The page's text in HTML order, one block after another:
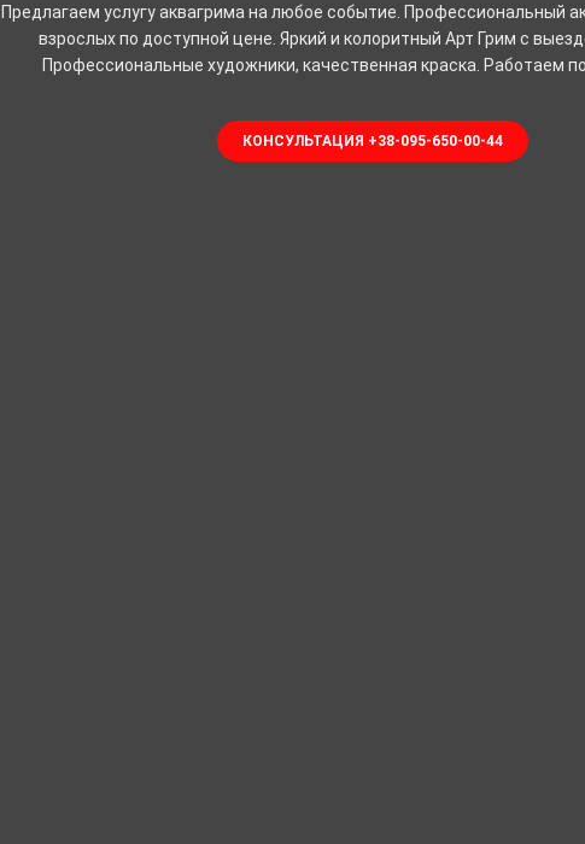
Предлагаем услугу аквагрима на любое событие. Профессиональный
взрослых по доступной цене. Яркий и колоритный Арт Грим с
Профессиональные художники, качественная краска. Работаем
КОНСУЛЬТАЦИЯ +38-095-650-00-44